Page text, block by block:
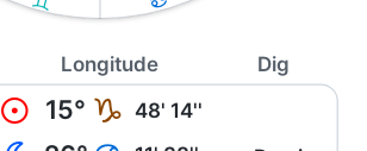
Longitude Dig
M 15° J 48' 14''